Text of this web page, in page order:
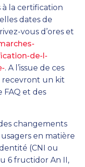
la certification
dates de
vous d’ores et
de-l-
. A l’issue de ces
recevront un kit
et des
changements
en matière
(CNI ou
6 fructidor An II,